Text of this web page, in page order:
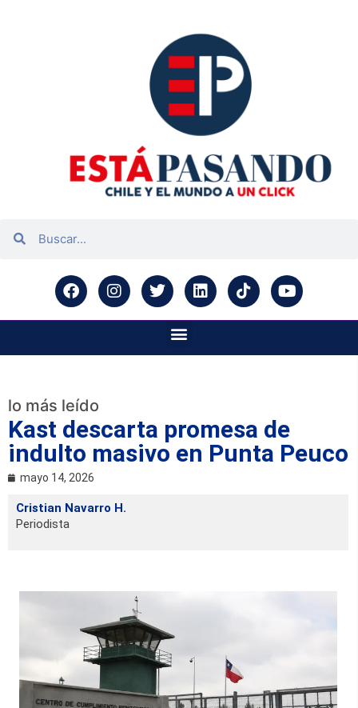
lo más leído
Kast descarta promesa de
indulto masivo en Punta Peuco
mayo 14, 2026
Cristian Navarro H.
Periodista